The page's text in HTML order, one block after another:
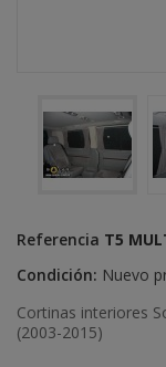
Referencia T5
Condición: Nuevo
Cortinas interiores
(2003-2015)